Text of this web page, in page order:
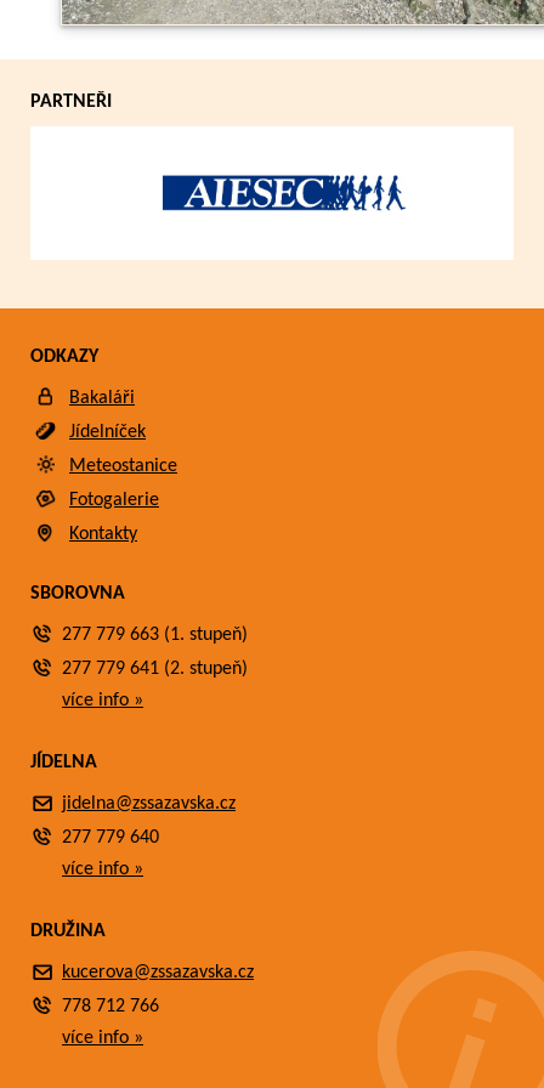
PARTNEŘI
ODKAZY
Bakaláři
Jídelníček
Meteostanice
Fotogalerie
Kontakty
SBOROVNA
277 779 663 (1. stupeň)
277 779 641 (2. stupeň)
více info »
JÍDELNA
jidelna@zssazavska.cz
277 779 640
více info »
DRUŽINA
kucerova@zssazavska.cz
778 712 766
více info »